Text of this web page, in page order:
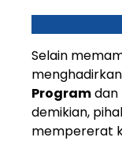
Selain
Programdan
demikian,
mempererat